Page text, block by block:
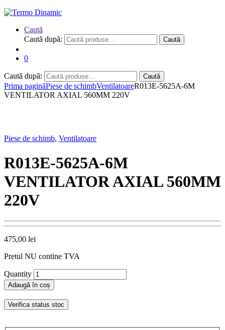
Caută
Caută după:
Caută
0
Caută după: Caută
Prima paginăPiese de schimbVentilatoareR013E-5625A-6M
VENTILATOR AXIAL 560MM 220V
Piese de schimb, Ventilatoare
R013E-5625A-6M
VENTILATOR AXIAL 560MM
220V
475,00 lei
Pretul NU contine TVA
Quantity
Adaugă în coș
Verifica status stoc